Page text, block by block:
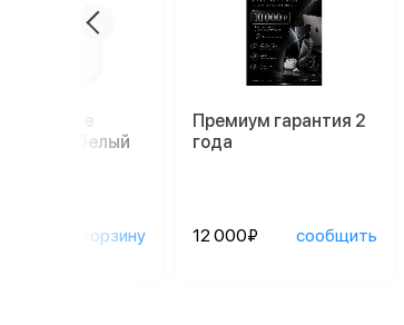
Apple
Pro 3, белый
в корзину
Премиум гарантия 2
года
12 000₽ сообщить